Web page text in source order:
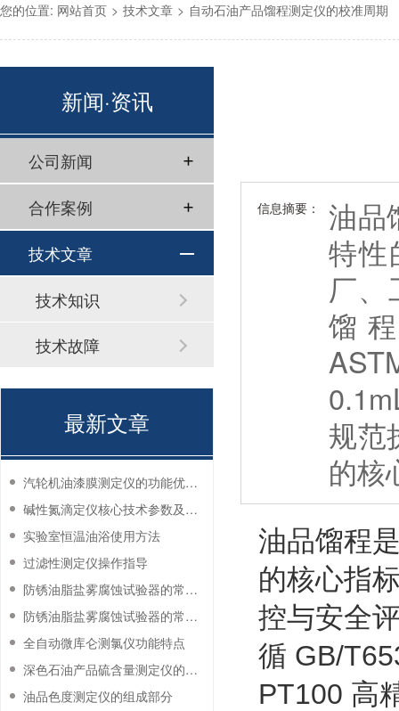
您的位置: 网站首页 > 技术文章 > 自动石油产品馏程测定仪的校准周期
信息摘要：
油品
特性
厂
馏
规范
的核
油品馏程
的核心指
控与安全
循 GB/
PT100 高
新闻·资讯
公司新闻
合作案例
技术文章
技术知识
技术故障
最新文章
汽轮机油漆膜测定仪的功能优势有哪些？
碱性氮滴定仪核心技术参数及应用说明
实验室恒温油浴使用方法
过滤性测定仪操作指导
防锈油脂盐雾腐蚀试验器的常见故障与解决方法
防锈油脂盐雾腐蚀试验器的常见故障与解决方法
全自动微库仑测氯仪功能特点
深色石油产品硫含量测定仪的工作环境要求
油品色度测定仪的组成部分